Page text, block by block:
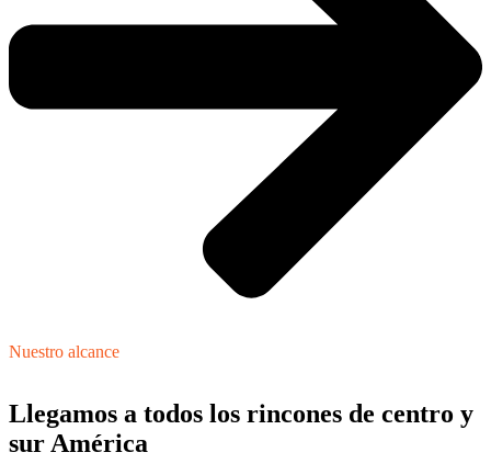
Nuestro alcance
Llegamos a todos los rincones de centro y
sur América